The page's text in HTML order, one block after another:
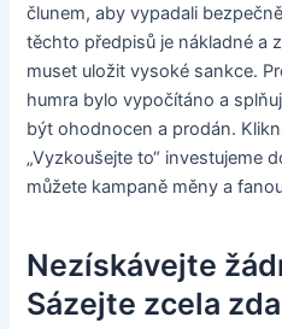
člunem, aby vypadali
těchto předpisů je nákladné a
muset uložit vysoké sankce.
humra bylo vypočítáno a
být ohodnocen a prodán.
„Vyzkoušejte to“ investujeme
můžete kampaně měny a
Nezískávejte
Sázejte zcela